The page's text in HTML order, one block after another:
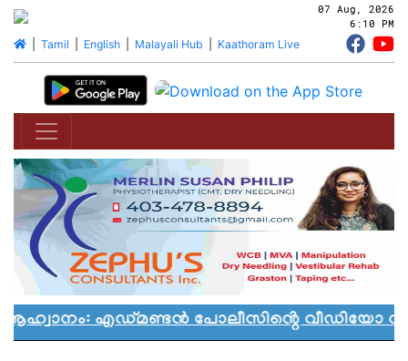
07 Aug, 2026
6:10 PM
| Tamil English| Malayali Hub Kaathoram Live
എഡ്മണ്ടൻ പോലീസിൻ്റെ വീഡിയോ